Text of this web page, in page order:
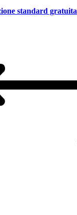
standard gratuita